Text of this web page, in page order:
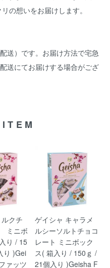
の想いをお届けします。
送）です。お届け方法で宅急
送にてお届けする場合がござ
クチ
ミニボ
り / 15
り )Gei
ァッツ
ゲイシャ キャラメ
ルシーソルトチョコ
レート ミニボック
ス( 箱入り / 150ｇ /
21個入り )Geisha F